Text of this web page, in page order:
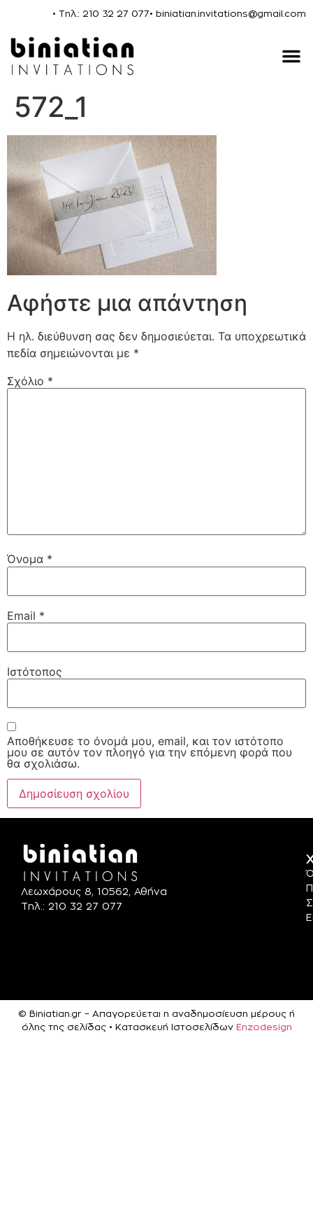
• Τηλ.: 210 32 27 077• biniatian.invitations@gmail.com
572_1
Αφήστε μια απάντηση
Η ηλ. διεύθυνση σας δεν δημοσιεύεται. Τα υποχρεωτικά
πεδία σημειώνονται με *
Σχόλιο *
Όνομα *
Email *
Ιστότοπος
Αποθήκευσε το όνομά μου, email, και τον ιστότοπο
μου σε αυτόν τον πλοηγό για την επόμενη φορά που
θα σχολιάσω.
Λεωχάρους 8, 10562, Αθήνα
Τηλ.: 210 32 27 077
© Biniatian.gr – Απαγορεύεται η αναδημοσίευση μέρους ή
όλης της σελίδας • Κατασκευή Ιστοσελίδων Enzodesign